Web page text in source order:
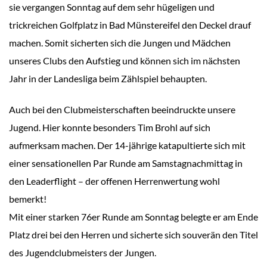
sie vergangen Sonntag auf dem sehr hügeligen und
trickreichen Golfplatz in Bad Münstereifel den Deckel drauf
machen. Somit sicherten sich die Jungen und Mädchen
unseres Clubs den Aufstieg und können sich im nächsten
Jahr in der Landesliga beim Zählspiel behaupten.
Auch bei den Clubmeisterschaften beeindruckte unsere
Jugend. Hier konnte besonders Tim Brohl auf sich
aufmerksam machen. Der 14-jährige katapultierte sich mit
einer sensationellen Par Runde am Samstagnachmittag in
den Leaderflight – der offenen Herrenwertung wohl
bemerkt!
Mit einer starken 76er Runde am Sonntag belegte er am Ende
Platz drei bei den Herren und sicherte sich souverän den Titel
des Jugendclubmeisters der Jungen.